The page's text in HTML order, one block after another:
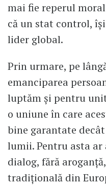
mai fie reperul
că un stat control,
lider global.
Prin urmare, pe
emanciparea
luptăm și pentru
o uniune în care
bine garantate
lumii. Pentru asta
dialog, fără
tradițională din